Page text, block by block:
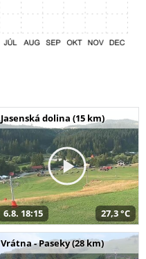
Jasenská dolina (15 km)
6.8. 18:15 27,3 °C
Vrátna - Paseky (28 km)